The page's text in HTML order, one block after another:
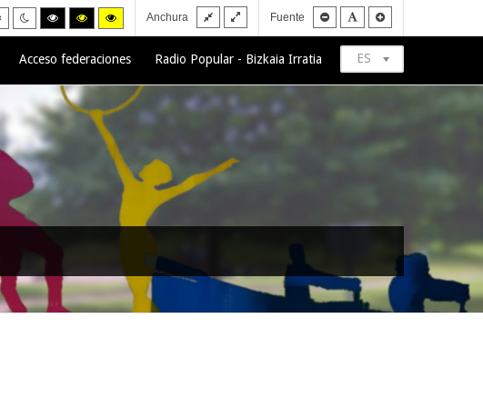
Default
mode
Night
mode
High
contrast
black/white
High
contrast
black/yellow
High
contrast
yellow/black
Anchura
Fixed
layout
Wide
layoutFuente
Smaller
font
Default
font
ES
Acceso federaciones Radio Popular - Bizkaia Irratia